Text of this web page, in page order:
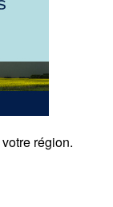
région.